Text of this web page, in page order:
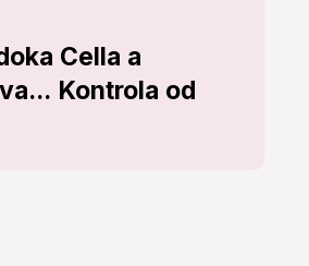
Cella a
Kontrola od